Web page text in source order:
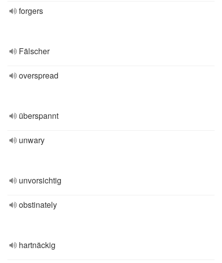
forgers
Fälscher
overspread
überspannt
unwary
unvorsichtig
obstinately
hartnäckig